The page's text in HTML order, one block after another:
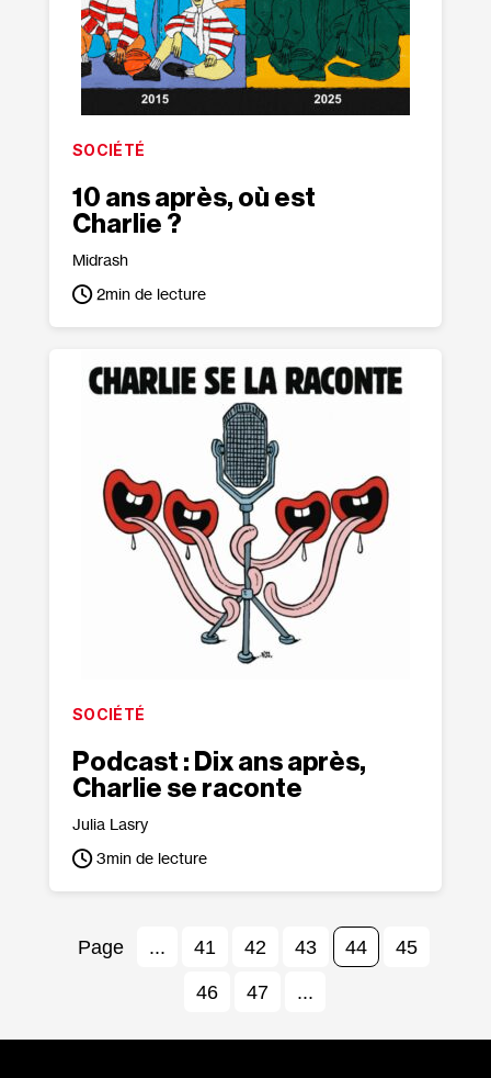
SOCIÉTÉ
10 ans après, où est
Charlie ?
Midrash
2min de lecture
SOCIÉTÉ
Podcast : Dix ans après,
Charlie se raconte
Julia Lasry
3min de lecture
... 41 42 43 44 45
46 47 ...